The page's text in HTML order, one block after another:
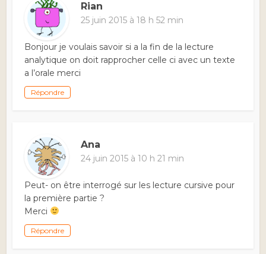
Rian
25 juin 2015 à 18 h 52 min
Bonjour je voulais savoir si a la fin de la lecture
analytique on doit rapprocher celle ci avec un texte
a l’orale merci
Répondre
Ana
24 juin 2015 à 10 h 21 min
Peut- on être interrogé sur les lecture cursive pour
la première partie ?
Merci
Répondre